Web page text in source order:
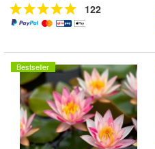
122
Bestseller